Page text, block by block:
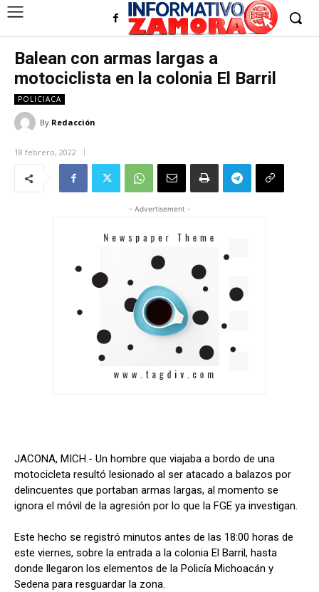
Balean con armas largas a
motociclista en la colonia El Barril
POLICIACA
By Redacción
18 febrero, 2022
- Advertisement -
JACONA, MICH.- Un hombre que viajaba a bordo de una
motocicleta resultó lesionado al ser atacado a balazos por
delincuentes que portaban armas largas, al momento se
ignora el móvil de la agresión por lo que la FGE ya investigan.
Este hecho se registró minutos antes de las 18:00 horas de
este viernes, sobre la entrada a la colonia El Barril, hasta
donde llegaron los elementos de la Policía Michoacán y
Sedena para resguardar la zona.